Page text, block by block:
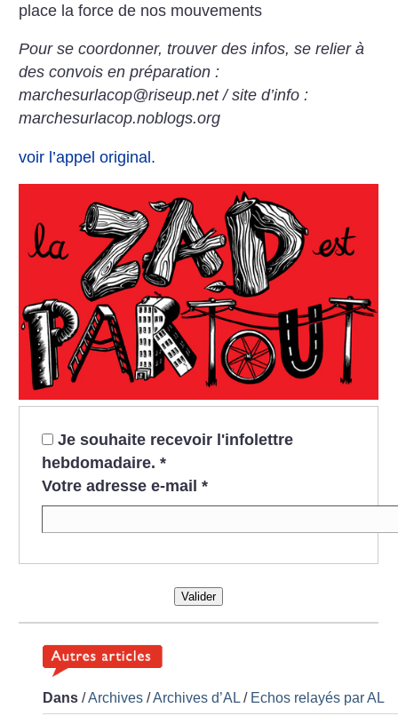
place la force de nos mouvements
Pour se coordonner, trouver des infos, se relier à
des convois en préparation :
marchesurlacop@riseup.net / site d’info :
marchesurlacop.noblogs.org
voir l’appel original.
Je souhaite recevoir l'infolettre
hebdomadaire. *
Votre adresse e-mail *
Valider
Dans /Archives /Archives d’AL / Echos relayés par AL